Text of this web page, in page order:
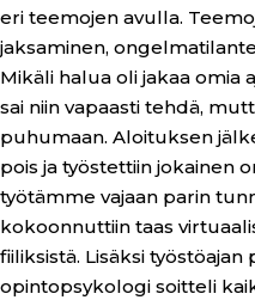
eri teemojen avulla.
jaksaminen,
Mikäli halua oli jakaa omia
sai niin vapaasti tehdä,
puhumaan. Aloituksen
pois ja työstettiin jokainen
työtämme vajaan parin
kokoonnuttiin taas
fiiliksistä. Lisäksi
opintopsykologi soitteli